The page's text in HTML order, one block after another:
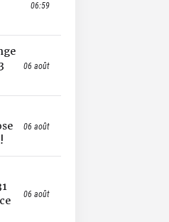
06:59
06 août
06 août
06 août